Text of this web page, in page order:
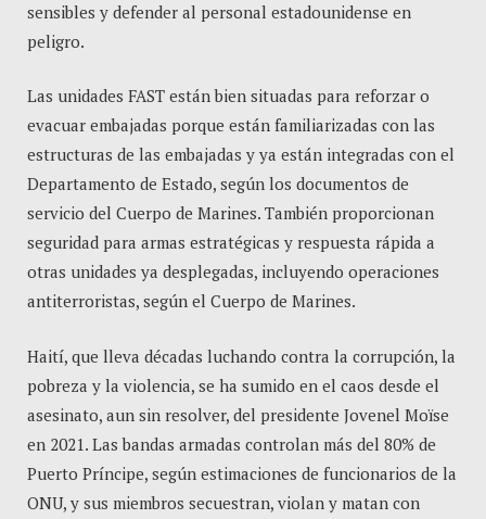
sensibles y defender al personal estadounidense en
peligro.
Las unidades FAST están bien situadas para reforzar o
evacuar embajadas porque están familiarizadas con las
estructuras de las embajadas y ya están integradas con el
Departamento de Estado, según los documentos de
servicio del Cuerpo de Marines. También proporcionan
seguridad para armas estratégicas y respuesta rápida a
otras unidades ya desplegadas, incluyendo operaciones
antiterroristas, según el Cuerpo de Marines.
Haití, que lleva décadas luchando contra la corrupción, la
pobreza y la violencia, se ha sumido en el caos desde el
asesinato, aun sin resolver, del presidente Jovenel Moïse
en 2021. Las bandas armadas controlan más del 80% de
Puerto Príncipe, según estimaciones de funcionarios de la
ONU, y sus miembros secuestran, violan y matan con